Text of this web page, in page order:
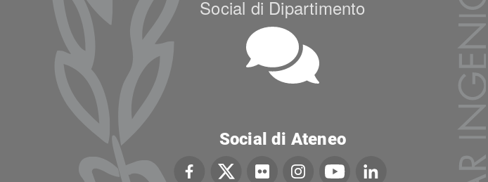
Social di Dipartimento
Social di Ateneo